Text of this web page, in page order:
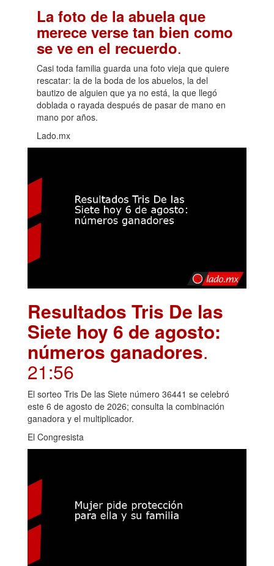
La foto de la abuela que
merece verse tan bien como
se ve en el recuerdo.
Casi toda familia guarda una foto vieja que quiere
rescatar: la de la boda de los abuelos, la del
bautizo de alguien que ya no está, la que llegó
doblada o rayada después de pasar de mano en
mano por años.
Lado.mx
Resultados Tris De las
Siete hoy 6 de agosto:
números ganadores.
21:56
El sorteo Tris De las Siete número 36441 se celebró
este 6 de agosto de 2026; consulta la combinación
ganadora y el multiplicador.
El Congresista